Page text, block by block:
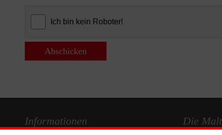
Abschicken
Informationen Die